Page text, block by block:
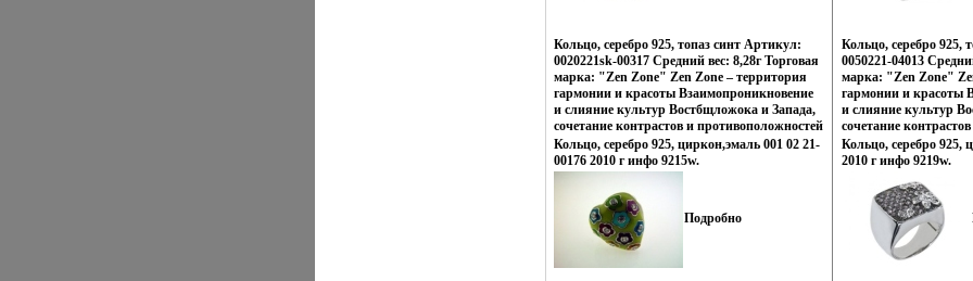
Кольцо, серебро 925, топаз синт Артикул:
0020221sk-00317 Средний вес: 8,28г Торговая
марка: "Zen Zone" Zen Zone – территория
гармонии и красоты Взаимопроникновение
и слияние культур Востбщложока и Запада,
сочетание контрастов и противоположностей
Настроения неонового Токио, обаяние
французских кофеин, безудержная роскошь
индийских дворцов, романтика коралловых
рифов и лазурных побережий Бали,
динамика моды и тенденций Милана – все
это воплотилось в ювелирвзпнюных
шедеврах Zen Zone Дизайнеры изменили
традиционному подходу создания
украшений, как деталей украшающих образ
Кольцо, серебро 925, циркон,эмаль 001 02 21-
00176 2010 г инфо 9215w.
Подробно
избранных –
создавать свой
приобретая при этом
уверенность в своем
Кольцо, серебро 925,
0050221-04013
марка: "Zen Zone"
гармонии и красоты
и слияние культур
сочетание
Настроения
французских кофеин,
рифов и лазурных
динамика моды и
это воплотилось в
шедеврах Zen Zone
традиционному
Кольцо, серебро 925,
2010 г инфо 9219w.